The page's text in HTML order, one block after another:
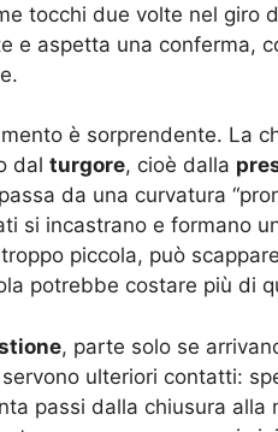
tocchi due volte nel giro
e aspetta una conferma,
è sorprendente. La
dal turgore, cioè dalla
da una curvatura
si incastrano e formano
piccola, può
potrebbe costare più di
, parte solo se
ulteriori contatti:
passi dalla chiusura alla